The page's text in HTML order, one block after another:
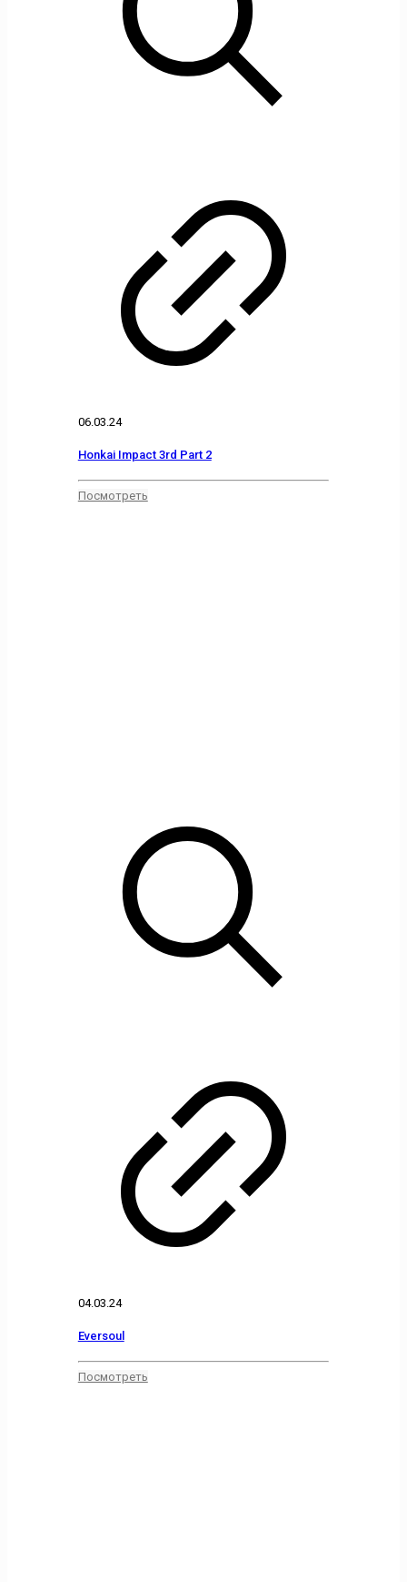
06.03.24
Honkai Impact 3rd Part 2
Посмотреть
04.03.24
Eversoul
Посмотреть